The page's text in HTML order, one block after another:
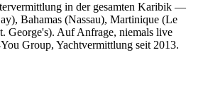
in der gesamten Karibik —
Bahamas (Nassau), Martinique (Le
George's). Auf Anfrage, niemals live
Group, Yachtvermittlung seit 2013.